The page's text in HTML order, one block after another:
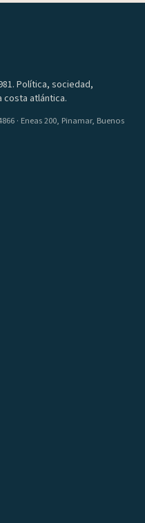
Política, sociedad,
atlántica.
· Eneas 200, Pinamar, Buenos